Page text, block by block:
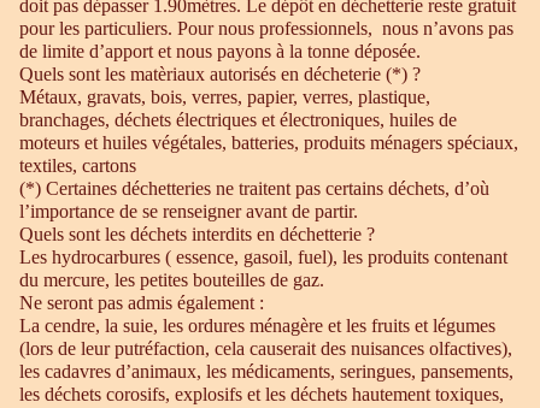
doit pas dépasser 1.90mètres. Le dépôt en déchetterie reste gratuit
pour les particuliers. Pour nous professionnels, nous n’avons pas
de limite d’apport et nous payons à la tonne déposée.
Quels sont les matèriaux autorisés en décheterie (*) ?
Métaux, gravats, bois, verres, papier, verres, plastique,
branchages, déchets électriques et électroniques, huiles de
moteurs et huiles végétales, batteries, produits ménagers spéciaux,
textiles, cartons
(*) Certaines déchetteries ne traitent pas certains déchets, d’où
l’importance de se renseigner avant de partir.
Quels sont les déchets interdits en déchetterie ?
Les hydrocarbures ( essence, gasoil, fuel), les produits contenant
du mercure, les petites bouteilles de gaz.
Ne seront pas admis également :
La cendre, la suie, les ordures ménagère et les fruits et légumes
(lors de leur putréfaction, cela causerait des nuisances olfactives),
les cadavres d’animaux, les médicaments, seringues, pansements,
les déchets corosifs, explosifs et les déchets hautement toxiques,